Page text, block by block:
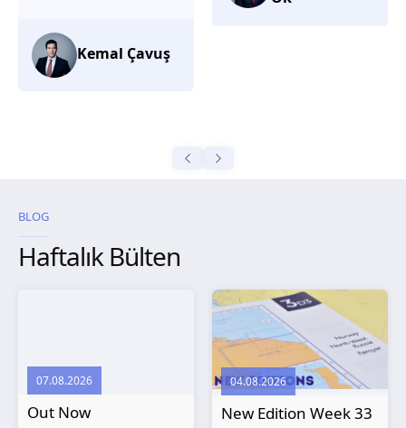
BLOG
Haftalık Bülten
07.08.2026
Out Now
04.08.2026
New Edition Week 33